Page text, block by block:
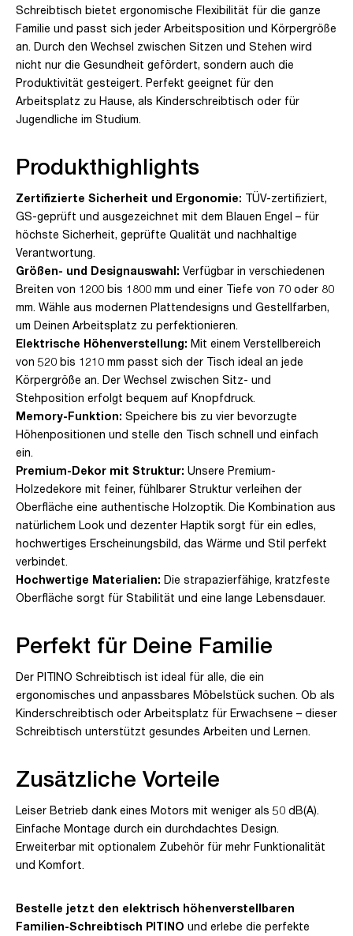
Schreibtisch bietet ergonomische Flexibilität für die ganze
Familie und passt sich jeder Arbeitsposition und Körpergröße
an. Durch den Wechsel zwischen Sitzen und Stehen wird
nicht nur die Gesundheit gefördert, sondern auch die
Produktivität gesteigert. Perfekt geeignet für den
Arbeitsplatz zu Hause, als Kinderschreibtisch oder für
Jugendliche im Studium.
Produkthighlights
Zertifizierte Sicherheit und Ergonomie: TÜV-zertifiziert,
GS-geprüft und ausgezeichnet mit dem Blauen Engel – für
höchste Sicherheit, geprüfte Qualität und nachhaltige
Verantwortung.
Größen- und Designauswahl: Verfügbar in verschiedenen
Breiten von 1200 bis 1800 mm und einer Tiefe von 70 oder 80
mm. Wähle aus modernen Plattendesigns und Gestellfarben,
um Deinen Arbeitsplatz zu perfektionieren.
Elektrische Höhenverstellung: Mit einem Verstellbereich
von 520 bis 1210 mm passt sich der Tisch ideal an jede
Körpergröße an. Der Wechsel zwischen Sitz- und
Stehposition erfolgt bequem auf Knopfdruck.
Memory-Funktion: Speichere bis zu vier bevorzugte
Höhenpositionen und stelle den Tisch schnell und einfach
ein.
Premium-Dekor mit Struktur: Unsere Premium-
Holzedekore mit feiner, fühlbarer Struktur verleihen der
Oberfläche eine authentische Holzoptik. Die Kombination aus
natürlichem Look und dezenter Haptik sorgt für ein edles,
hochwertiges Erscheinungsbild, das Wärme und Stil perfekt
verbindet.
Hochwertige Materialien: Die strapazierfähige, kratzfeste
Oberfläche sorgt für Stabilität und eine lange Lebensdauer.
Perfekt für Deine Familie
Der PITINO Schreibtisch ist ideal für alle, die ein
ergonomisches und anpassbares Möbelstück suchen. Ob als
Kinderschreibtisch oder Arbeitsplatz für Erwachsene – dieser
Schreibtisch unterstützt gesundes Arbeiten und Lernen.
Zusätzliche Vorteile
Leiser Betrieb dank eines Motors mit weniger als 50 dB(A).
Einfache Montage durch ein durchdachtes Design.
Erweiterbar mit optionalem Zubehör für mehr Funktionalität
und Komfort.
Bestelle jetzt den elektrisch höhenverstellbaren
Familien-Schreibtisch PITINO und erlebe die perfekte